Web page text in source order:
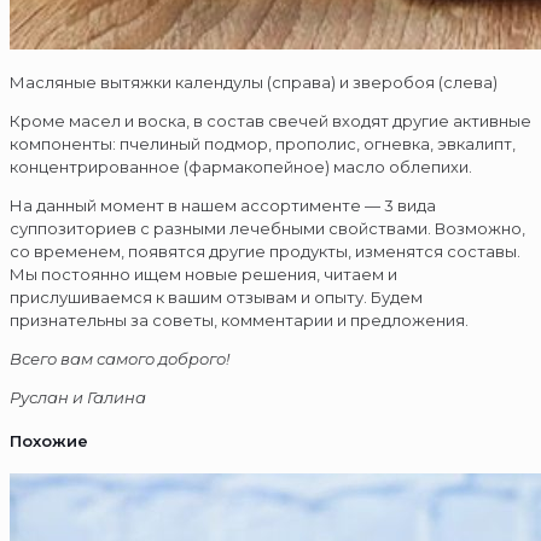
Масляные вытяжки календулы (справа) и зверобоя (слева)
Кроме масел и воска, в состав свечей входят другие активные
компоненты: пчелиный подмор, прополис, огневка, эвкалипт,
концентрированное (фармакопейное) масло облепихи.
На данный момент в нашем ассортименте — 3 вида
суппозиториев с разными лечебными свойствами. Возможно,
со временем, появятся другие продукты, изменятся составы.
Мы постоянно ищем новые решения, читаем и
прислушиваемся к вашим отзывам и опыту. Будем
признательны за советы, комментарии и предложения.
Всего вам самого доброго!
Руслан и Галина
Похожие